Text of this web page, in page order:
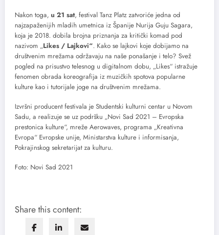
Nakon toga, u 21 sat, festival Tanz Platz zatvoriće jedna od
najzapaženijih mladih umetnica iz Španije Nurija Guju Sagara,
koja je 2018. dobila brojna priznanja za kritički komad pod
nazivom „Likes / Lajkovi“. Kako se lajkovi koje dobijamo na
društvenim mrežama održavaju na naše ponašanje i telo? Svež
pogled na prisustvo telesnog u digitalnom dobu, „Likes“ istražuje
fenomen obrada koreografija iz muzičkih spotova popularne
kulture kao i tutorijale joge na društvenim mrežama.
Izvršni producent festivala je Studentski kulturni centar u Novom
Sadu, a realizuje se uz podršku „Novi Sad 2021 – Evropska
prestonica kulture“, mreže Aerowaves, programa „Kreativna
Evropa“ Evropske unije, Ministarstva kulture i informisanja,
Pokrajinskog sekretarijat za kulturu.
Foto: Novi Sad 2021
Share this content: